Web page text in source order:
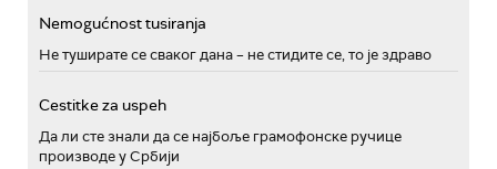
Nemogućnost tusiranja
Не туширате се сваког дана – не стидите се, то је здраво
Cestitke za uspeh
Да ли сте знали да се најбоље грамофонске ручице
производе у Србији